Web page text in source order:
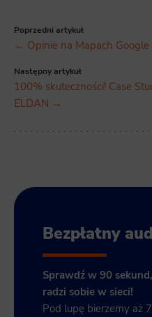
Poprzedni artykuł
← Opinie na Mapach
Następny artykuł
100% skuteczności! Case
ELDAN →
Bezpłatny
Sprawdź w 90
radzi sobie w sieci!
Pod lupę bierzemy aż